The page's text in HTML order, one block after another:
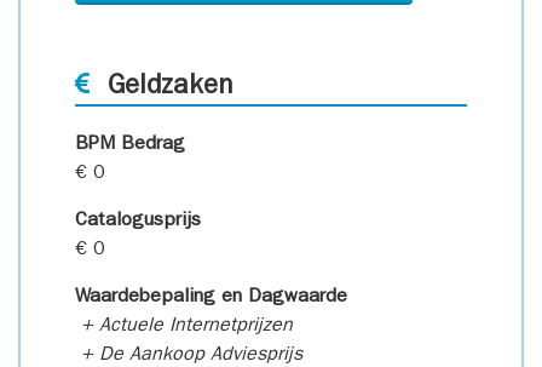
Geldzaken
BPM Bedrag
€ 0
Catalogusprijs
€ 0
Waardebepaling en Dagwaarde
+ Actuele Internetprijzen
+ De Aankoop Adviesprijs